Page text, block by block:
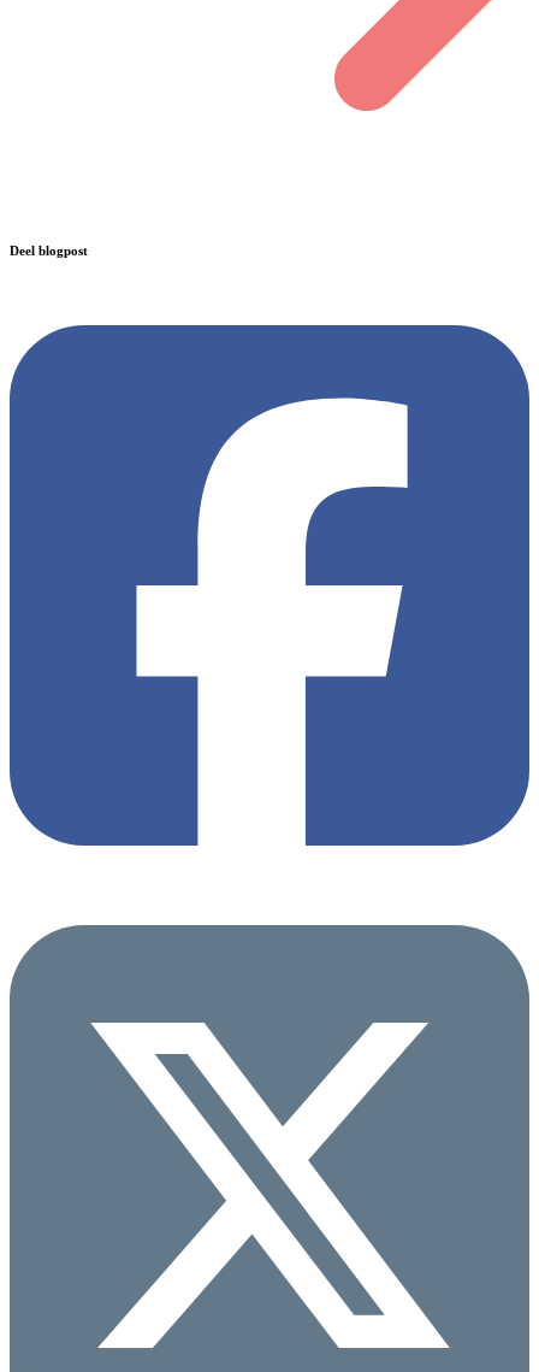
Deel blogpost